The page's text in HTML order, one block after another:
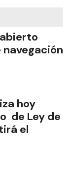
hoy
de Ley de
el